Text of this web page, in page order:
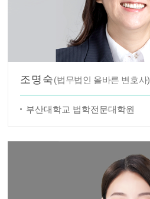
조명숙(법무법인 올바른 변호사)
부산대학교 법학전문대학원